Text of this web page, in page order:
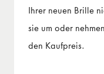
Ihrer neuen Brille
sie um oder
den Kaufpreis.